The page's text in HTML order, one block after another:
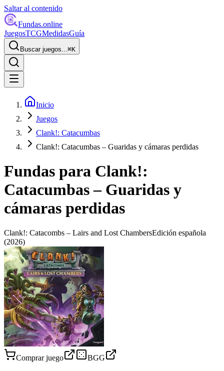
Saltar al contenido
Fundas.online
JuegosTCGMedidasGuía
Buscar juegos...⌘K
Inicio
Juegos
Clank!: Catacumbas
Clank!: Catacumbas – Guaridas y cámaras perdidas
Fundas para Clank!:
Catacumbas – Guaridas y
cámaras perdidas
Clank!: Catacombs – Lairs and Lost ChambersEdición española
(2026)
Comprar juego BGG